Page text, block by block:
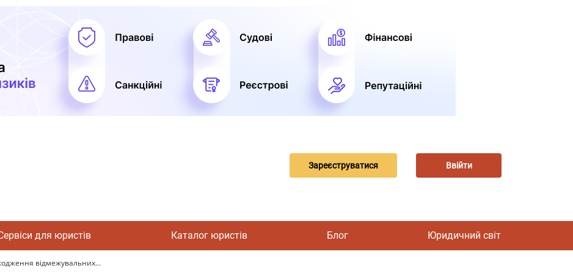
Зареєструватися Ввійти
для юристів Каталог юристів Блог Юридичний світ
відмежувальних...